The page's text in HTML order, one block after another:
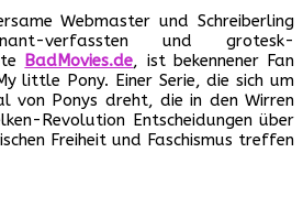
Webmaster und Schreiberling
verfassten und grotesk-
BadMovies.de, ist bekennener Fan
little Pony. Einer Serie, die sich um
von Ponys dreht, die in den Wirren
Revolution Entscheidungen über
Freiheit und Faschismus treffen